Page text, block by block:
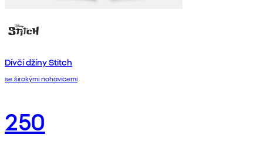
Dívčí džíny Stitch
se širokými nohavicemi
250